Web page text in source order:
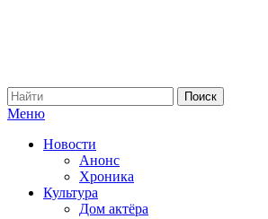
Меню
Новости
Анонс
Хроника
Культура
Дом актёра